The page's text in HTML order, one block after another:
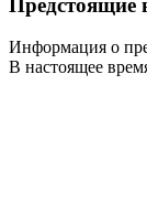
Информация о
В настоящее